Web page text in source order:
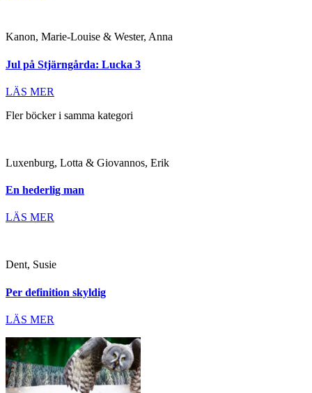
Kanon, Marie-Louise & Wester, Anna
Jul på Stjärngårda: Lucka 3
LÄS MER
Fler böcker i samma kategori
Luxenburg, Lotta & Giovannos, Erik
En hederlig man
LÄS MER
Dent, Susie
Per definition skyldig
LÄS MER